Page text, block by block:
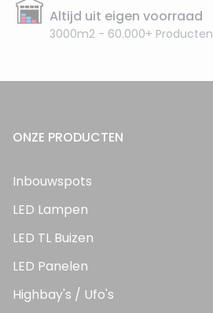
Altijd uit eigen voorraad
3000m2 - 60.000+ Producten
ONZE PRODUCTEN
Inbouwspots
LED Lampen
LED TL Buizen
LED Panelen
Highbay's / Ufo's